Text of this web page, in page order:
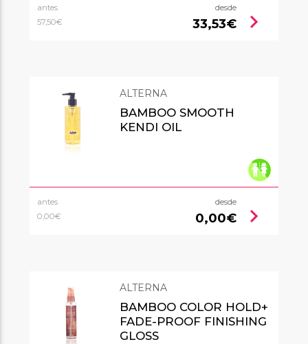
antes
57,50€
desde
33,53€ chevron_right
ALTERNA
BAMBOO SMOOTH
KENDI OIL
antes
0,00€
desde
0,00€ chevron_right
ALTERNA
BAMBOO COLOR HOLD+
FADE-PROOF FINISHING
GLOSS